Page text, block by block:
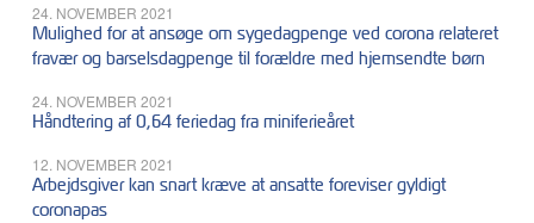
24. NOVEMBER 2021
Mulighed for at ansøge om sygedagpenge ved corona relateret
fravær og barselsdagpenge til forældre med hjemsendte børn
24. NOVEMBER 2021
Håndtering af 0,64 feriedag fra miniferieåret
12. NOVEMBER 2021
Arbejdsgiver kan snart kræve at ansatte foreviser gyldigt
coronapas